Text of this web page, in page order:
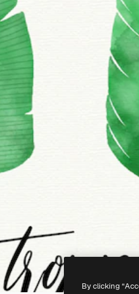
By clicking